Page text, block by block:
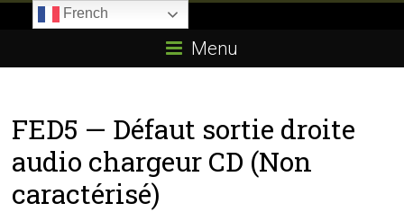
E85.com
passion
boîtier
éthanol
Menu
FED5 — Défaut sortie droite
audio chargeur CD (Non
caractérisé)
French